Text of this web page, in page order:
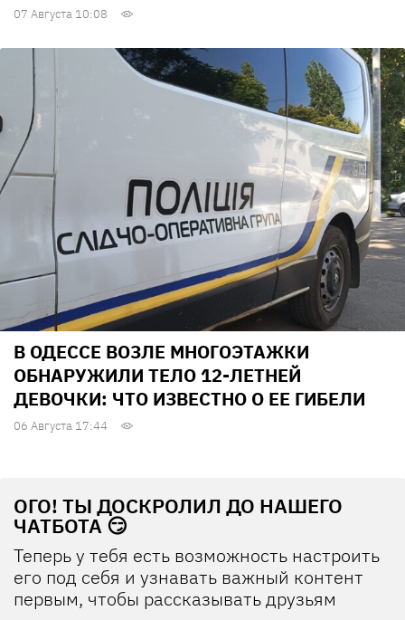
07 Августа 10:08
В ОДЕССЕ ВОЗЛЕ МНОГОЭТАЖКИ
ОБНАРУЖИЛИ ТЕЛО 12-ЛЕТНЕЙ
ДЕВОЧКИ: ЧТО ИЗВЕСТНО О ЕЕ ГИБЕЛИ
06 Августа 17:44
ОГО! ТЫ ДОСКРОЛИЛ ДО НАШЕГО
ЧАТБОТА 😏
Теперь у тебя есть возможность настроить
его под себя и узнавать важный контент
первым, чтобы рассказывать друзьям